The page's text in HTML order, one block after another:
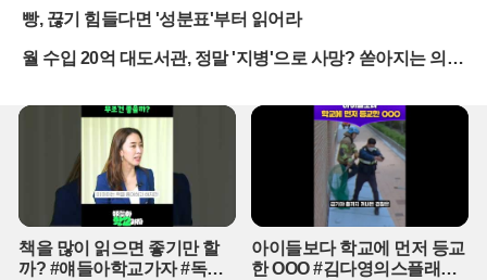
러시아가 군사 시설이 아닌 민간 물류 거점과 기반 시설을 의도적으
명적인 약점이 되고 있다.경제적 타격 또한 심각한 수준이다. 러시아
터를 정확히 타격해 화염에 휩싸이게 했다. 민간 택배사의 거점 시설
에는 살상력이 높은 집속탄까지 사용되었다는 주장이 제기되며 테러
논란은 더욱 확산하고 있다. 식품 창고와 제조업체의 생산 시설이 파
괴되면서 생필품 공급망이 마비될 위기에 처했고, 이는 전시에 고통
받는 시민들의 생존권을 직접적으로 위협하는 결과로 이어지고 있다.
우크라이나 정부는 이번 공습을 군사적 목적이 없는 명백한 '경제 테
러'로 규정하고 피해 기업들과 긴급 대책 회의에 착수했다. 세르히 코
레츠키 총리는 러시아가 수백만 명의 생계가 달린 기업들을 의도적으
빵, 끊기 힘들다면 '성분표'부터 읽어라
월 수입 20억 대도서관, 정말 '지병'으로 사망? 쏟아지는 의혹
책을 많이 읽으면 좋기만 할
까? #얘들아학교가자 #독서
아이들보다 학교에 먼저 등교
한 OOO #김다영의스플래시